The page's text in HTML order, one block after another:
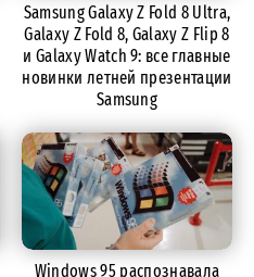
Samsung Galaxy Z Fold 8 Ultra,
Galaxy Z Fold 8, Galaxy Z Flip 8
и Galaxy Watch 9: все главные
новинки летней презентации
Samsung
Windows 95 распознавала